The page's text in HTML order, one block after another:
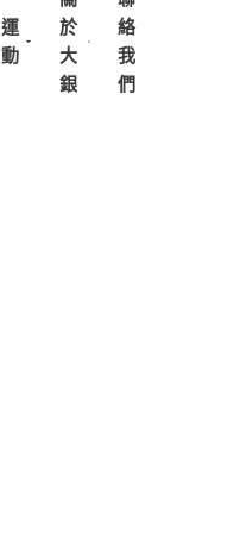
運
動
於
大
銀
絡
我
們